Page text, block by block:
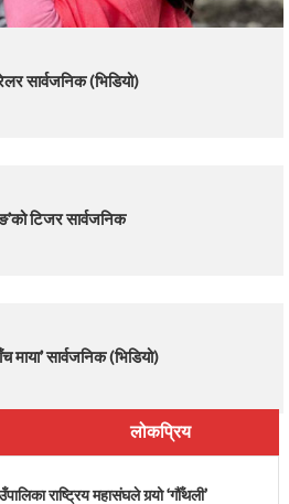
सार्वजनिक (भिडियो)
टिजर सार्वजनिक
माया’ सार्वजनिक (भिडियो)
लोकप्रिय
राष्ट्रिय महासंघले गर्‍यो ‘गौँथली’